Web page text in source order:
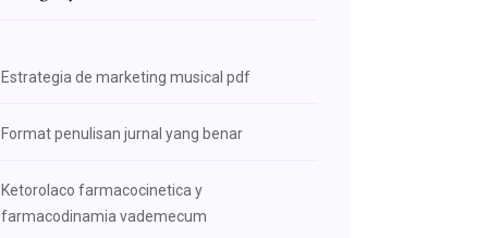
Estrategia de marketing musical pdf
Format penulisan jurnal yang benar
Ketorolaco farmacocinetica y
farmacodinamia vademecum